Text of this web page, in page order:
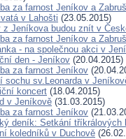
za farnost Jeníkov a
v Lahošti (23.05.2015)
z Jeníkova budou znít v
za farnost Jeníkov a
- na společnou akci v
den - Jeníkov (20.04.2015)
za farnost Jeníkov
sochu sv.Leonarda v
koncert (18.04.2015)
v Jeníkově (31.03.2015)
za farnost Jeníkov
deník: Setkání tříkrálových
koledníků v Duchově